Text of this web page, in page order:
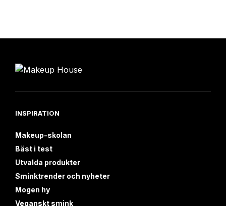
INSPIRATION
Makeup-skolan
Bäst i test
Utvalda produkter
Sminktrender och nyheter
Mogen hy
Veganskt smink